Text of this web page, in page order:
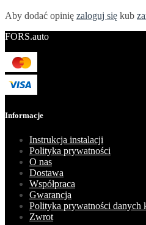
Aby dodać opinię zaloguj się kub
FORS.auto
Informacje
Instrukcja instalacji
Polityka prywatności
O nas
Dostawa
Współpraca
Gwarancja
Polityka prywatności danych
Zwrot